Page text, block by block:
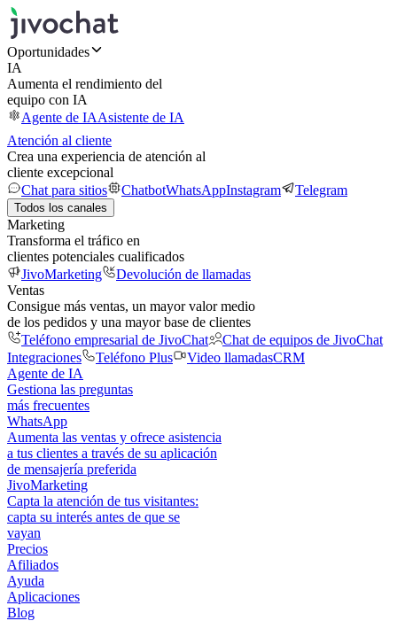
Oportunidades
IA
Aumenta el rendimiento del
equipo con IA
Agente de IAAsistente de IA
Atención al cliente
Crea una experiencia de atención al
cliente excepcional
Chat para sitios
ChatbotWhatsAppInstagram Telegram
Todos los canales
Marketing
Transforma el tráfico en
clientes potenciales cualificados
JivoMarketing
Devolución de llamadas
Ventas
Consigue más ventas, un mayor valor medio
de los pedidos y una mayor base de clientes
Teléfono empresarial de JivoChat
Chat de equipos de JivoChat
Integraciones
Teléfono Plus Video llamadasCRM
Agente de IA
Gestiona las preguntas
más frecuentes
WhatsApp
Aumenta las ventas y ofrece asistencia
a tus clientes a través de su aplicación
de mensajería preferida
JivoMarketing
Capta la atención de tus visitantes:
capta su interés antes de que se
vayan
Precios
Afiliados
Ayuda
Aplicaciones
Blog